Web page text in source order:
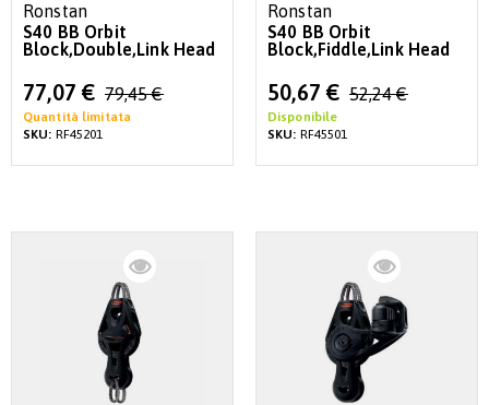
Ronstan
S40 BB Orbit
Block,Double,Link Head
Special
Price
77,07 € 79,45 €
Quantità limitata
SKU: RF45201
Ronstan
S40 BB Orbit
Block,Fiddle,Link Head
Special
Price
50,67 € 52,24 €
Disponibile
SKU: RF45501